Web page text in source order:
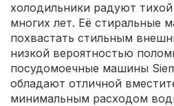
холодильники радуют
многих лет. Её стиральные
похвастать стильным
низкой вероятностью
посудомоечные машины
обладают отличной
минимальным расходом